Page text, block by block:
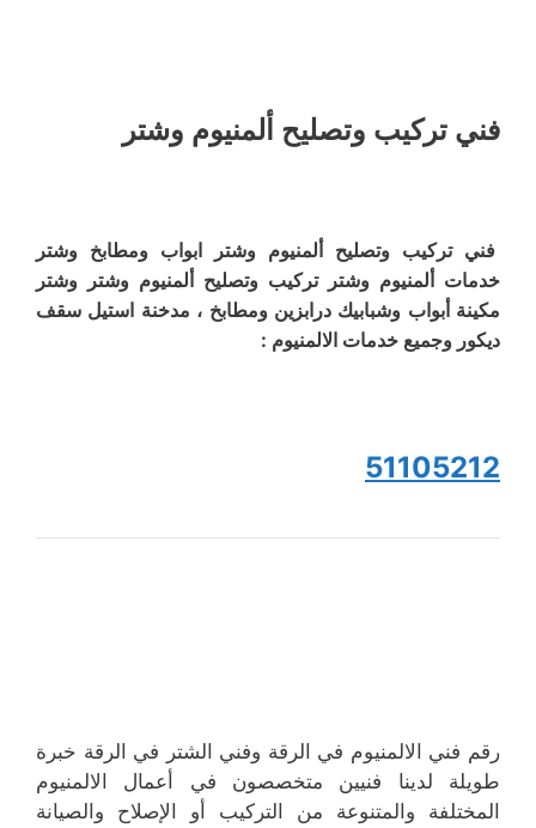
فني تركيب وتصليح ألمنيوم وشتر
فني تركيب وتصليح ألمنيوم وشتر ابواب ومطابخ وشتر
خدمات ألمنيوم وشتر تركيب وتصليح ألمنيوم وشتر وشتر
مكينة أبواب وشبابيك درابزين ومطابخ ، مدخنة استيل سقف
ديكور وجميع خدمات الالمنيوم :
51105212
رقم فني الالمنيوم في الرقة وفني الشتر في الرقة خبرة
طويلة لدينا فنيين متخصصون في أعمال الالمنيوم
المختلفة والمتنوعة من التركيب أو الإصلاح والصيانة